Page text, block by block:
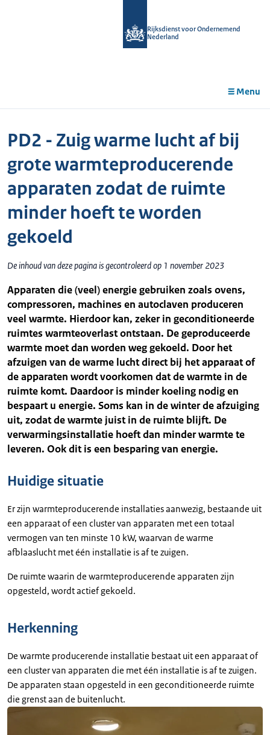
Rijksdienst voor Ondernemend
Nederland
Menu
PD2 - Zuig warme lucht af bij
grote warmteproducerende
apparaten zodat de ruimte
minder hoeft te worden
gekoeld
De inhoud van deze pagina is gecontroleerd op 1 november 2023
Apparaten die (veel) energie gebruiken zoals ovens,
compressoren, machines en autoclaven produceren
veel warmte. Hierdoor kan, zeker in geconditioneerde
ruimtes warmteoverlast ontstaan. De geproduceerde
warmte moet dan worden weg gekoeld. Door het
afzuigen van de warme lucht direct bij het apparaat of
de apparaten wordt voorkomen dat de warmte in de
ruimte komt. Daardoor is minder koeling nodig en
bespaart u energie. Soms kan in de winter de afzuiging
uit, zodat de warmte juist in de ruimte blijft. De
verwarmingsinstallatie hoeft dan minder warmte te
leveren. Ook dit is een besparing van energie.
Huidige situatie
Er zijn warmteproducerende installaties aanwezig, bestaande uit
een apparaat of een cluster van apparaten met een totaal
vermogen van ten minste 10 kW, waarvan de warme
afblaaslucht met één installatie is af te zuigen.
De ruimte waarin de warmteproducerende apparaten zijn
opgesteld, wordt actief gekoeld.
Herkenning
De warmte producerende installatie bestaat uit een apparaat of
een cluster van apparaten die met één installatie is af te zuigen.
De apparaten staan opgesteld in een geconditioneerde ruimte
die grenst aan de buitenlucht.